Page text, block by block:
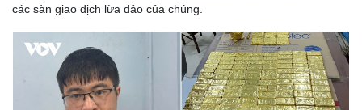
các sàn giao dịch lừa đảo của chúng.